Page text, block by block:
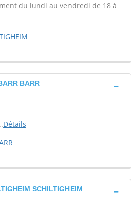
du lundi au vendredi de 18 à
BARR
Détails
SCHILTIGHEIM